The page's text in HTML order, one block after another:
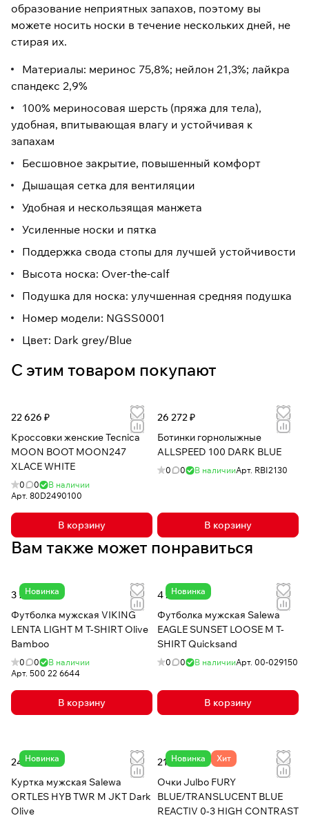
образование неприятных запахов, поэтому вы
можете носить носки в течение нескольких дней, не
стирая их.
Материалы: меринос 75,8%; нейлон 21,3%; лайкра
спандекс 2,9%
100% мериносовая шерсть (пряжа для тела),
удобная, впитывающая влагу и устойчивая к
запахам
Бесшовное закрытие, повышенный комфорт
Дышащая сетка для вентиляции
Удобная и нескользящая манжета
Усиленные носки и пятка
Поддержка свода стопы для лучшей устойчивости
Высота носка: Over-the-calf
Подушка для носка: улучшенная средняя подушка
Номер модели: NGSS0001
Цвет: Dark grey/Blue
С этим товаром покупают
22 626 ₽
Кроссовки женские Tecnica
MOON BOOT MOON247
XLACE WHITE
0 0
В наличии
Арт. 80D2490100
В корзину
26 272 ₽
Ботинки горнолыжные
ALLSPEED 100 DARK BLUE
0 0 В наличииАрт. RBI2130
В корзину
Вам также может понравиться
Новинка
3 719 ₽
Футболка мужская VIKING
LENTA LIGHT M T-SHIRT Olive
Bamboo
0 0
В наличии
Арт. 500 22 6644
В корзину
Новинка
4 288 ₽
Футболка мужская Salewa
EAGLE SUNSET LOOSE M T-
SHIRT Quicksand
0 0 В наличииАрт. 00-029150
В корзину
Новинка
24 747 ₽
Куртка мужская Salewa
ORTLES HYB TWR M JKT Dark
Olive
Новинка Хит
21 928 ₽
Очки Julbo FURY
BLUE/TRANSLUCENT BLUE
REACTIV 0-3 HIGH CONTRAST